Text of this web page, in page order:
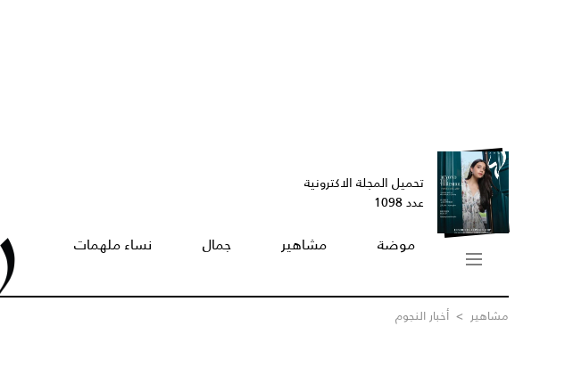
تحميل المجلة الاكترونية
عدد 1098
موضة مشاهير جمال نساء ملهمات
مشاهير > أخبار النجوم